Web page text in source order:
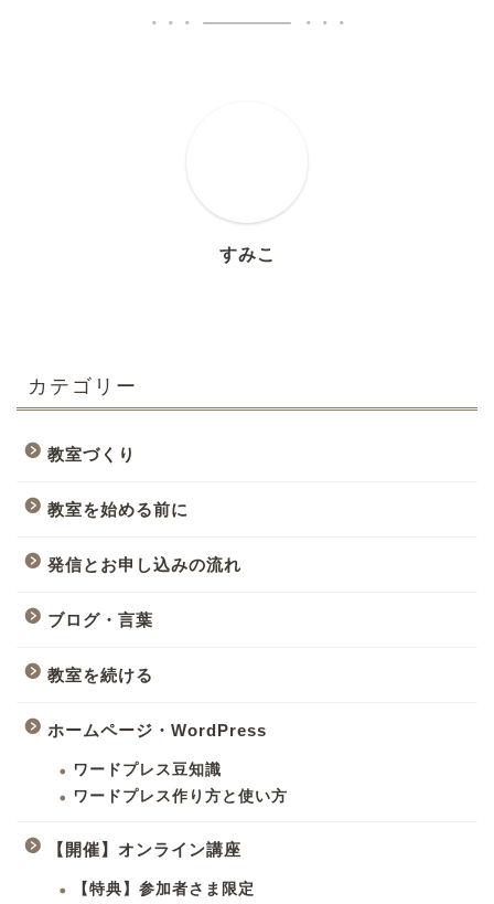
すみこ
カテゴリー
教室づくり
教室を始める前に
発信とお申し込みの流れ
ブログ・言葉
教室を続ける
ホームページ・WordPress
ワードプレス豆知識
ワードプレス作り方と使い方
【開催】オンライン講座
【特典】参加者さま限定